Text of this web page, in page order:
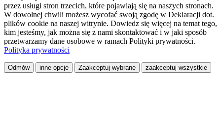
przez usługi stron trzecich, które pojawiają się na naszych stronach.
W dowolnej chwili możesz wycofać swoją zgodę w Deklaracji dot.
plików cookie na naszej witrynie. Dowiedz się więcej na temat tego,
kim jesteśmy, jak można się z nami skontaktować i w jaki sposób
przetwarzamy dane osobowe w ramach Polityki prywatności.
Polityka prywatności
Odmów inne opcje Zaakceptuj wybrane zaakceptuj wszystkie